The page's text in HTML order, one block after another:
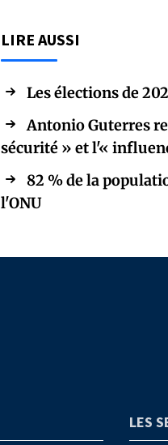
LIRE AUSSI
Les élections de
Antonio Guterres
sécurité » et l'«
82 % de la
l'ONU
LES